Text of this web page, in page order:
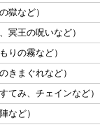
獄など）
冥王の呪いなど）
りの霧など）
きまぐれなど）
てみ、チェインなど）
など）